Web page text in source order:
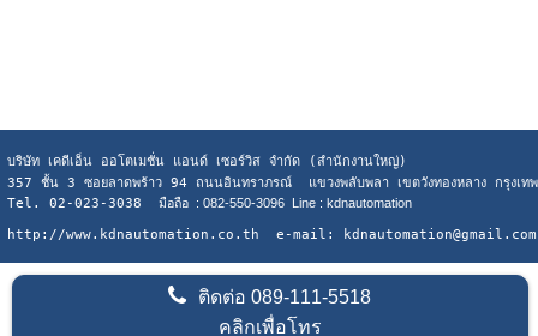
บริษัท เคดีเอ็น ออโตเมชั่น แอนด์ เซอร์วิส จำกัด (สำนักงานใหญ่)
357 ชั้น 3 ซอยลาดพร้าว 94 ถนนอินทราภรณ์ แขวงพลับพลา เขตวังทองหลาง กรุงเท
Tel. 02-023-3038 มือถือ : 082-550-3096 Line : kdnautomation
http://www.kdnautomation.co.th e-mail: kdnautomation@gmail.com
ติดต่อ089-111-5518
คลิกเพื่อโทร